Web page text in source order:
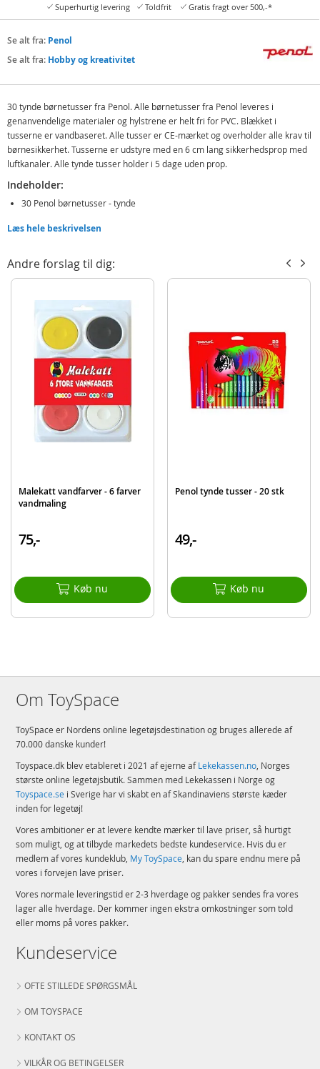
Superhurtig levering
Toldfrit Gratis fragt over 500,-*
Se alt fra: Penol
Se alt fra: Hobby og kreativitet
30 tynde børnetusser fra Penol. Alle børnetusser fra Penol leveres i
genanvendelige materialer og hylstrene er helt fri for PVC. Blækket i
tusserne er vandbaseret. Alle tusser er CE-mærket og overholder alle krav til
børnesikkerhet. Tusserne er udstyre med en 6 cm lang sikkerhedsprop med
luftkanaler. Alle tynde tusser holder i 5 dage uden prop.
Indeholder:
30 Penol børnetusser - tynde
Detaljer:
Kan ligge uden prop i op til 5 dage
5701113001063
Læs hele beskrivelsen
Andre forslag til dig:
Malekatt vandfarver - 6 farver
vandmaling
75,-
Køb nu
Penol tynde tusser - 20 stk
49,-
Køb nu
Om ToySpace
ToySpace er Nordens online legetøjsdestination og bruges allerede af
70.000 danske kunder!
Toyspace.dk blev etableret i 2021 af ejerne afLekekassen.no , Norges
største online legetøjsbutik. Sammen med Lekekassen i Norge og
Toyspace.se i Sverige har vi skabt en af Skandinaviens største kæder
inden for legetøj!
Vores ambitioner er at levere kendte mærker til lave priser, så hurtigt
som muligt, og at tilbyde markedets bedste kundeservice. Hvis du er
medlem af vores kundeklub, My ToySpace , kan du spare endnu mere på
vores i forvejen lave priser.
Vores normale leveringstid er 2-3 hverdage og pakker sendes fra vores
lager alle hverdage. Der kommer ingen ekstra omkostninger som told
eller moms på vores pakker.
Kundeservice
OFTE STILLEDE SPØRGSMÅL
OM TOYSPACE
KONTAKT OS
VILKÅR OG BETINGELSER